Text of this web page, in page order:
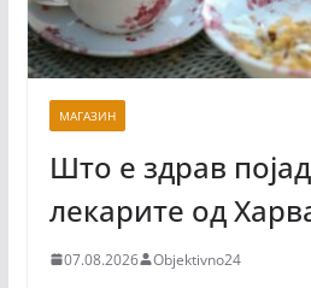
МАГАЗИН
Што е здрав
лекарите од
07.08.2026 Objektivno24